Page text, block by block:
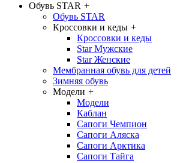
Обувь STAR +
Обувь STAR
Кроссовки и кеды +
Кроссовки и кеды
Star Мужские
Star Женские
Мембранная обувь для детей
Зимняя обувь
Модели +
Модели
Каблан
Сапоги Чемпион
Сапоги Аляска
Сапоги Арктика
Сапоги Тайга